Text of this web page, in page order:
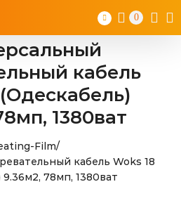
0
кабель
1380ват
Film/
кабель Woks 18
78мп, 1380ват